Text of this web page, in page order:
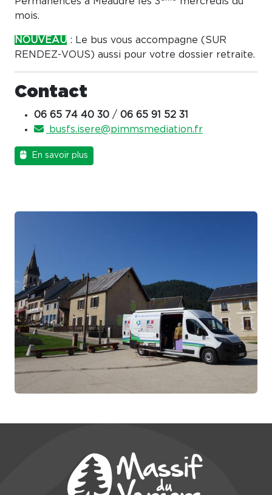
mois.
NOUVEAU : Le bus vous accompagne (SUR
RENDEZ-VOUS) aussi pour votre dossier retraite.
Contact
06 65 74 40 30 / 06 65 91 52 31
busfs.isere@pimmsmediation.fr
En savoir plus